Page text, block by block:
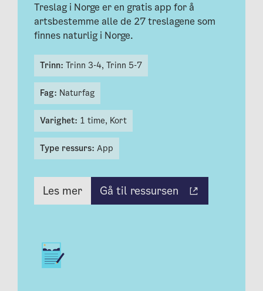
Treslag i Norge er en gratis app for å
artsbestemme alle de 27 treslagene som
finnes naturlig i Norge.
Trinn: Trinn 3-4, Trinn 5-7
Fag: Naturfag
Varighet: 1 time, Kort
Type ressurs: App
Les mer Gå til ressursen